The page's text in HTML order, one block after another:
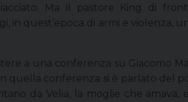
Ma il pastore King di
in quest’epoca di armi e violenza,
a una conferenza su Giacomo
In quella conferenza si è parlato del
da Velia, la moglie che